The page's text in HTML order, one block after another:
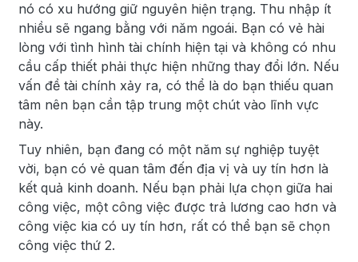
nó có xu hướng giữ nguyên hiện trạng. Thu nhập ít
nhiều sẽ ngang bằng với năm ngoái. Bạn có vẻ hài
lòng với tình hình tài chính hiện tại và không có nhu
cầu cấp thiết phải thực hiện những thay đổi lớn. Nếu
vấn đề tài chính xảy ra, có thể là do bạn thiếu quan
tâm nên bạn cần tập trung một chút vào lĩnh vực
này.
Tuy nhiên, bạn đang có một năm sự nghiệp tuyệt
vời, bạn có vẻ quan tâm đến địa vị và uy tín hơn là
kết quả kinh doanh. Nếu bạn phải lựa chọn giữa hai
công việc, một công việc được trả lương cao hơn và
công việc kia có uy tín hơn, rất có thể bạn sẽ chọn
công việc thứ 2.